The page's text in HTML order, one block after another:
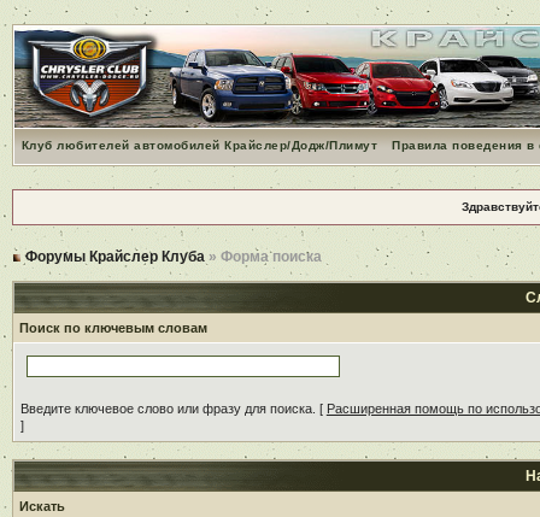
Клуб любителей автомобилей Крайслер/Додж/Плимут Правила поведения
Форумы Крайслер Клуба » Форма поиска
Поиск по ключевым словам
Введите ключевое слово или фразу для поиска. [ Расширенная помощь по
]
Искать